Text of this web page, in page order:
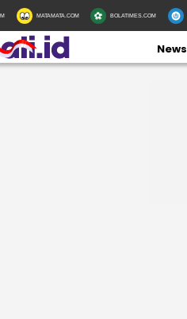
MATAMATA.COM BOLATIMES.COM
News